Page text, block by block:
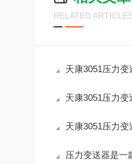
RELATED
天康3051压力变送器选型指南：精
天康3051压力变送器：工
天康3051压力变送器是精确
压力变送器是一款工业控